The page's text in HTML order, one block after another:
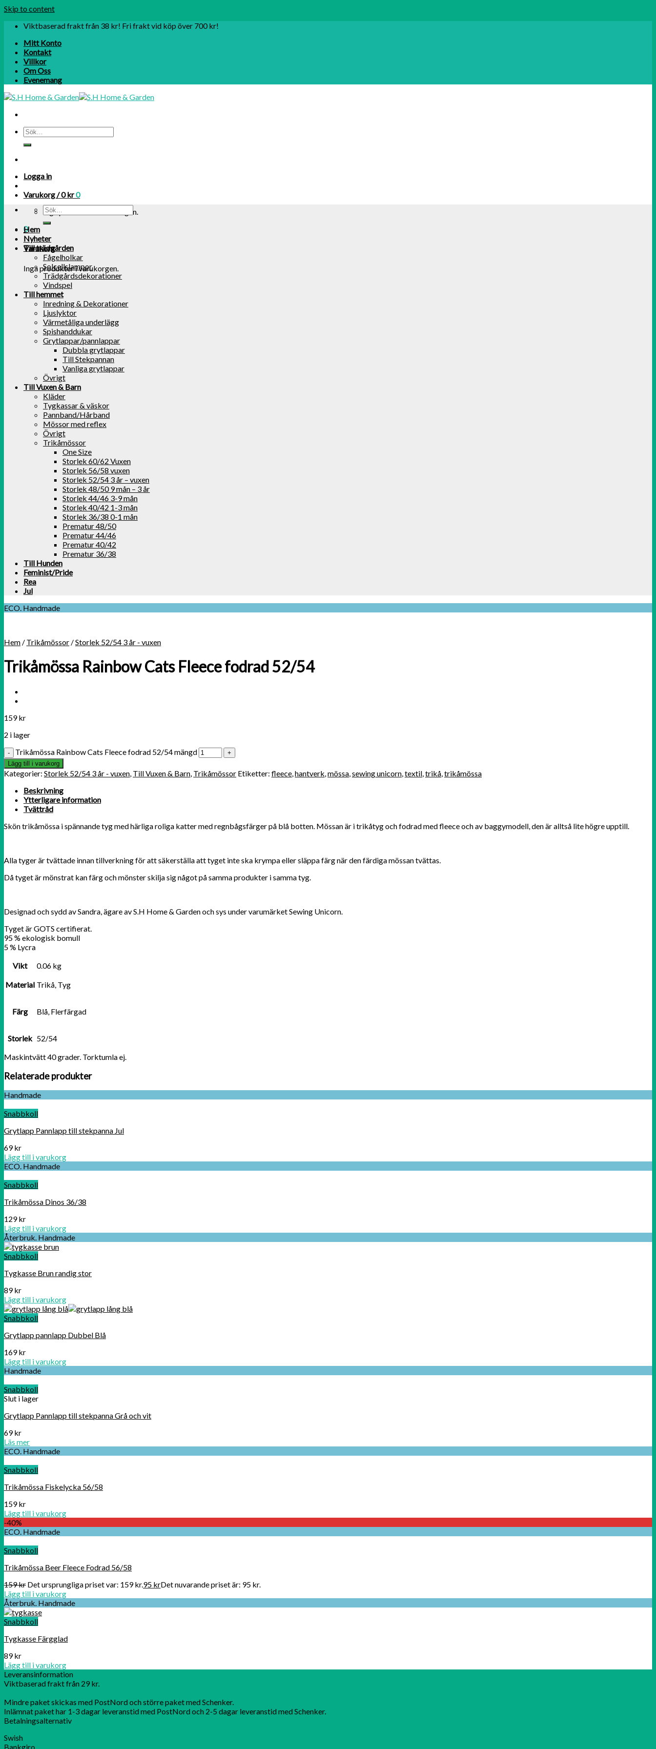
Skip to content
Viktbaserad frakt från 38 kr! Fri frakt vid köp över 700 kr!
Mitt Konto
Kontakt
Villkor
Om Oss
Evenemang
Logga in
Varukorg /0kr0
Inga produkter i varukorgen.
0
Varukorg
Inga produkter i varukorgen.
Hem
Nyheter
Till trädgården
Fågelholkar
Solcellslampor
Trädgårdsdekorationer
Vindspel
Till hemmet
Inredning & Dekorationer
Ljuslyktor
Värmetåliga underlägg
Spishanddukar
Grytlappar/pannlappar
Dubbla grytlappar
Till Stekpannan
Vanliga grytlappar
Övrigt
Till Vuxen & Barn
Kläder
Tygkassar & väskor
Pannband/Hårband
Mössor med reflex
Övrigt
Trikåmössor
One Size
Storlek 60/62 Vuxen
Storlek 56/58 vuxen
Storlek 52/54 3 år – vuxen
Storlek 48/50 9 mån – 3 år
Storlek 44/46 3-9 mån
Storlek 40/42 1-3 mån
Storlek 36/38 0-1 mån
Prematur 48/50
Prematur 44/46
Prematur 40/42
Prematur 36/38
Till Hunden
Feminist/Pride
Rea
Jul
ECO. Handmade
Hem / Trikåmössor /Storlek 52/54 3 år - vuxen
Trikåmössa Rainbow Cats Fleece fodrad 52/54
159kr
2 i lager
Trikåmössa Rainbow Cats Fleece fodrad 52/54 mängd
Lägg till i varukorg
Kategorier: Storlek 52/54 3 år - vuxen, Till Vuxen & Barn, Trikåmössor Etiketter: fleece,hantverk,mössa,sewing unicorn,textil,trikå,trikåmössa
Beskrivning
Ytterligare information
Tvättråd
Skön trikåmössa i spännande tyg med härliga roliga katter med regnbågsfärger på blå botten. Mössan är i trikåtyg och fodrad med fleece och av baggymodell, den är alltså lite högre upptill.
Alla tyger är tvättade innan tillverkning för att säkerställa att tyget inte ska krympa eller släppa färg när den färdiga mössan tvättas.
Då tyget är mönstrat kan färg och mönster skilja sig något på samma produkter i samma tyg.
Designad och sydd av Sandra, ägare av S.H Home & Garden och sys under varumärket Sewing Unicorn.
Tyget är GOTS certifierat.
95 % ekologisk bomull
5 % Lycra
Vikt
0.06 kg
Material Trikå, Tyg
Färg Blå, Flerfärgad
Storlek 52/54
Maskintvätt 40 grader. Torktumla ej.
Relaterade produkter
Handmade
Snabbkoll
Grytlapp Pannlapp till stekpanna Jul
69kr
Lägg till i varukorg
ECO. Handmade
Snabbkoll
Trikåmössa Dinos 36/38
129kr
Lägg till i varukorg
Återbruk. Handmade
Snabbkoll
Tygkasse Brun randig stor
89kr
Lägg till i varukorg
Snabbkoll
Grytlapp pannlapp Dubbel Blå
169kr
Lägg till i varukorg
Handmade
Snabbkoll
Slut i lager
Grytlapp Pannlapp till stekpanna Grå och vit
69kr
Läs mer
ECO. Handmade
Snabbkoll
Trikåmössa Fiskelycka 56/58
159kr
Lägg till i varukorg
-40%
ECO. Handmade
Snabbkoll
Trikåmössa Beer Fleece Fodrad 56/58
159kr Det ursprungliga priset var: 159 kr.95 krDet nuvarande priset är: 95 kr.
Lägg till i varukorg
Återbruk. Handmade
Snabbkoll
Tygkasse Färgglad
89kr
Lägg till i varukorg
Leveransinformation
Viktbaserad frakt från 29 kr.
Mindre paket skickas med PostNord och större paket med Schenker.
Inlämnat paket har 1-3 dagar leveranstid med PostNord och 2-5 dagar leveranstid med Schenker.
Betalningsalternativ
Swish
Bankgiro